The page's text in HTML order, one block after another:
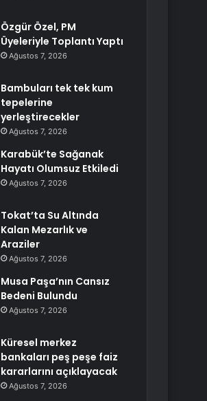
Özgür Özel, PM
Üyeleriyle Toplantı Yaptı
Ağustos 7, 2026
Bambuları tek tek kum
tepelerine
yerleştirecekler
Ağustos 7, 2026
Karabük’te Sağanak
Hayatı Olumsuz Etkiledi
Ağustos 7, 2026
Tokat’ta Su Altında
Kalan Mezarlık ve
Araziler
Ağustos 7, 2026
Musa Paşa’nın Cansız
Bedeni Bulundu
Ağustos 7, 2026
Küresel merkez
bankaları peş peşe faiz
kararlarını açıklayacak
Ağustos 7, 2026